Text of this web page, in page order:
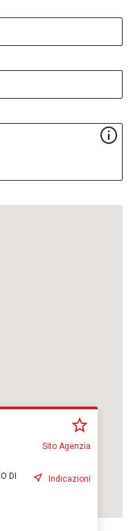
Sito Agenzia
DI
Indicazioni